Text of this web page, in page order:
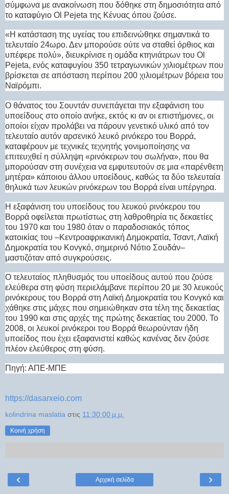
σύμφωνα με ανακοίνωση που δόθηκε στη δημοσιότητα από
το καταφύγιο Ol Pejeta της Κένυας όπου ζούσε.
«Η κατάσταση της υγείας του επιδεινώθηκε σημαντικά το
τελευταίο 24ωρο. Δεν μπορούσε ούτε να σταθεί όρθιος και
υπέφερε πολύ», διευκρίνισε η ομάδα κτηνιάτρων του Ol
Pejeta, ενός καταφυγίου 350 τετραγωνικών χιλιομέτρων που
βρίσκεται σε απόσταση περίπου 200 χιλιομέτρων βόρεια του
Ναϊρόμπι.
Ο θάνατος του Σουντάν συνεπάγεται την εξαφάνιση του
υποείδους στο οποίο ανήκε, εκτός κι αν οι επιστήμονες, οι
οποίοι είχαν προλάβει να πάρουν γενετικό υλικό από τον
τελευταίο αυτόν αρσενικό λευκό ρινόκερο του Βορρά,
καταφέρουν με τεχνικές τεχνητής γονιμοποίησης να
επιτευχθεί η σύλληψη «ρινόκερων του σωλήνα», που θα
μπορούσαν στη συνέχεια να εμφυτευτούν σε μια «παρένθετη
μητέρα» κάποιου άλλου υποείδους, καθώς τα δύο τελευταία
θηλυκά των λευκών ρινόκερων του Βορρά είναι υπέργηρα.
Η εξαφάνιση του υποείδους του λευκού ρινόκερου του
Βορρά οφείλεται πρωτίστως στη λαθροθηρία τις δεκαετίες
του 1970 και του 1980 όταν ο παραδοσιακός τόπος
κατοικίας του –Κεντροαφρικανική Δημοκρατία, Τσαντ, Λαϊκή
Δημοκρατία του Κονγκό, σημερινό Νότιο Σουδάν–
μαστιζόταν από συγκρούσεις.
Ο τελευταίος πληθυσμός του υποείδους αυτού που ζούσε
ελεύθερα στη φύση περιελάμβανε περίπου 20 με 30 λευκούς
ρινόκερους του Βορρά στη Λαϊκή Δημοκρατία του Κονγκό και
χάθηκε στις μάχες που σημειώθηκαν στα τέλη της δεκαετίας
του 1990 και στις αρχές της πρώτης δεκαετίας του 2000. Το
2008, οι λευκοί ρινόκεροι του Βορρά θεωρούνταν ήδη
υποείδος που έχει εξαφανιστεί καθώς κανένας δεν ζούσε
πλέον ελεύθερος στη φύση.
Πηγή: ΑΠΕ-ΜΠΕ
https://dasarxeio.com
kolindrina maslatia στις 11:30:00 μ.μ.
Κοινή χρήση
‹ ›
Αρχική σελίδα